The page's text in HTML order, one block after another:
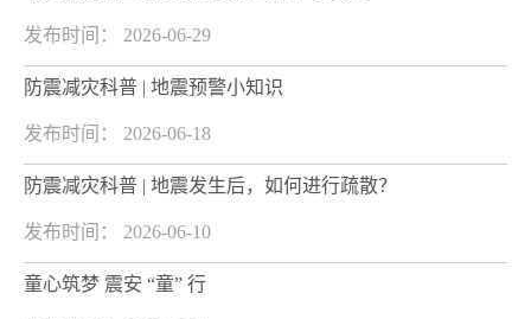
发布时间： 2026-06-29
防震减灾科普 | 地震预警小知识
发布时间： 2026-06-18
防震减灾科普 | 地震发生后，如何进行疏散？
发布时间： 2026-06-10
童心筑梦 震安 “童” 行